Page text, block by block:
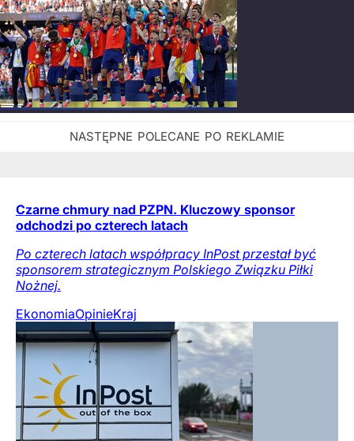
Czarne chmury nad PZPN. Kluczowy sponsor
odchodzi po czterech latach
Po czterech latach współpracy InPost przestał być
sponsorem strategicznym Polskiego Związku Piłki
Nożnej.
EkonomiaOpinieKraj